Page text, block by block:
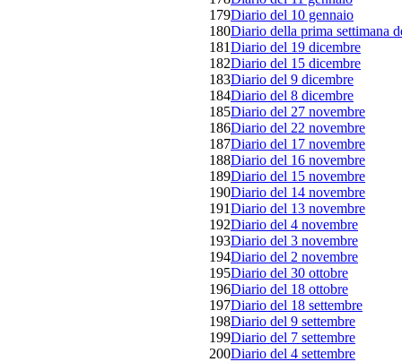
179Diario del 10 gennaio
180Diario della prima settimana
181Diario del 19 dicembre
182Diario del 15 dicembre
183Diario del 9 dicembre
184Diario del 8 dicembre
185Diario del 27 novembre
186Diario del 22 novembre
187Diario del 17 novembre
188Diario del 16 novembre
189Diario del 15 novembre
190Diario del 14 novembre
191Diario del 13 novembre
192Diario del 4 novembre
193Diario del 3 novembre
194Diario del 2 novembre
195Diario del 30 ottobre
196Diario del 18 ottobre
197Diario del 18 settembre
198Diario del 9 settembre
199Diario del 7 settembre
200Diario del 4 settembre